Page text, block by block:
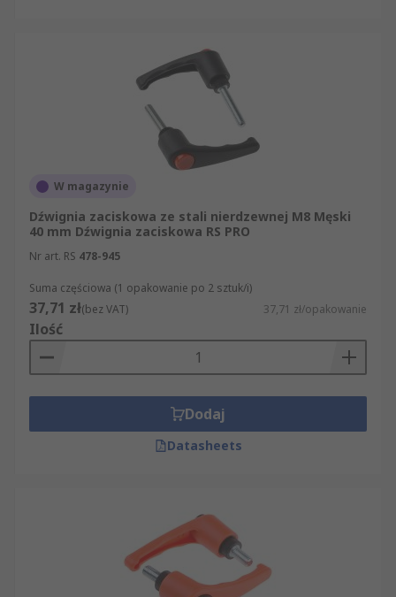
różnych funkcjach maszyny.
są przeznaczone do
mocnego mocowania i zaciskania. Wystarczy
pociągnąć dźwignię w celu wyłączenia, obrócić do
pozycji zaciśnięcia i zwolnić, aby włączyć.
Sprawdzić, czy jest wystarczająco dużo miejsca,
W magazynie
Dźwignia zaciskowa ze stali nierdzewnej M8 Męski
40 mm Dźwignia zaciskowa RS PRO
Nr art. RS 478-945
Suma częściowa (1 opakowanie po 2 sztuk/i)
37,71 zł(bez VAT) 37,71 zł/opakowanie
Ilość
Dodaj
Datasheets